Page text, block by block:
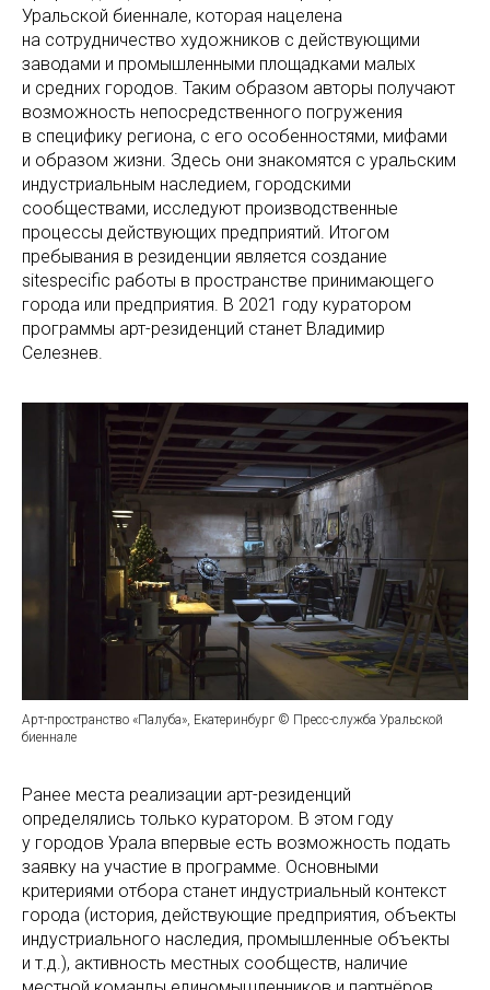
Уральской биеннале, которая нацелена
на сотрудничество художников с действующими
заводами и промышленными площадками малых
и средних городов. Таким образом авторы получают
возможность непосредственного погружения
в специфику региона, с его особенностями, мифами
и образом жизни. Здесь они знакомятся с уральским
индустриальным наследием, городскими
сообществами, исследуют производственные
процессы действующих предприятий. Итогом
пребывания в резиденции является создание
sitespecific работы в пространстве принимающего
города или предприятия. В 2021 году куратором
программы арт-резиденций станет Владимир
Селезнев.
Арт-пространство «Палуба», Екатеринбург © Пресс-служба Уральской
биеннале
Ранее места реализации арт-резиденций
определялись только куратором. В этом году
у городов Урала впервые есть возможность подать
заявку на участие в программе. Основными
критериями отбора станет индустриальный контекст
города (история, действующие предприятия, объекты
индустриального наследия, промышленные объекты
и т.д.), активность местных сообществ, наличие